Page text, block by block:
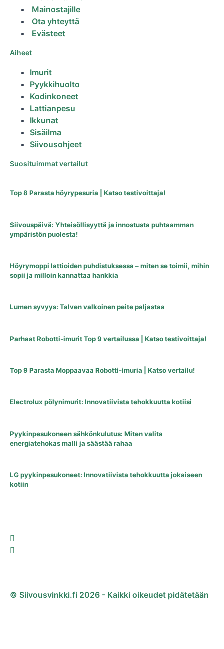
Mainostajille
Ota yhteyttä
Evästeet
Aiheet
Imurit
Pyykkihuolto
Kodinkoneet
Lattianpesu
Ikkunat
Sisäilma
Siivousohjeet
Suosituimmat vertailut
Top 8 Parasta höyrypesuria | Katso testivoittaja!
Siivouspäivä: Yhteisöllisyyttä ja innostusta puhtaamman
ympäristön puolesta!
Höyrymoppi lattioiden puhdistuksessa – miten se toimii, mihin
sopii ja milloin kannattaa hankkia
Lumen syvyys: Talven valkoinen peite paljastaa
Parhaat Robotti-imurit Top 9 vertailussa | Katso testivoittaja!
Top 9 Parasta Moppaavaa Robotti-imuria | Katso vertailu!
Electrolux pölynimurit: Innovatiivista tehokkuutta kotiisi
Pyykinpesukoneen sähkönkulutus: Miten valita
energiatehokas malli ja säästää rahaa
LG pyykinpesukoneet: Innovatiivista tehokkuutta jokaiseen
kotiin
© Siivousvinkki.fi 2026 - Kaikki oikeudet pidätetään